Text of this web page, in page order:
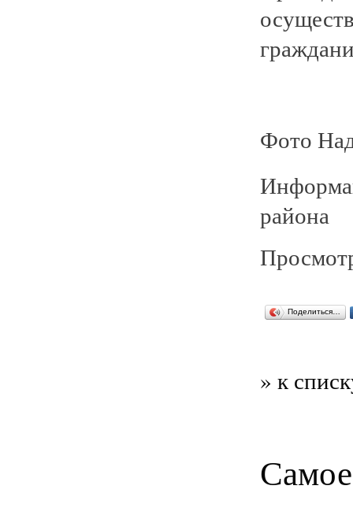
Фото
района
Поделиться…
» к